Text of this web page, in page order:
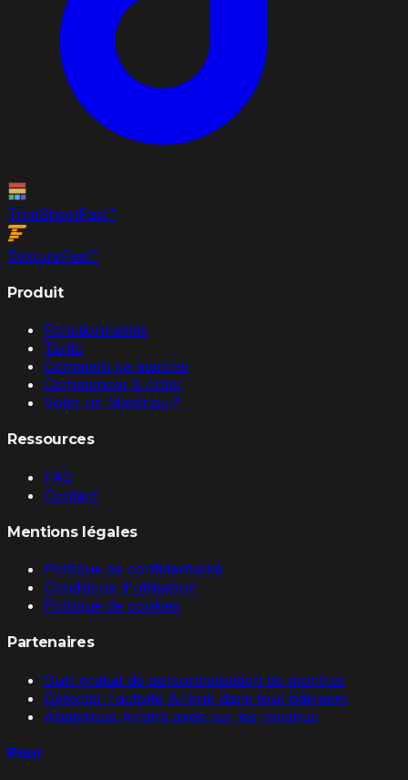
TrimSheetFast™
TextureFast™
Produit
Fonctionnalités
Tarifs
Comment ça marche
Commencer à créer
Voler un Matériau ↗
Ressources
FAQ
Contact
Mentions légales
Politique de confidentialité
Conditions d'utilisation
Politique de cookies
Partenaires
Outil gratuit de personnalisation de montres
Détecter l'activité Airbnb dans tout bâtiment
Analytique Airbnb axée sur les revenus
Pour